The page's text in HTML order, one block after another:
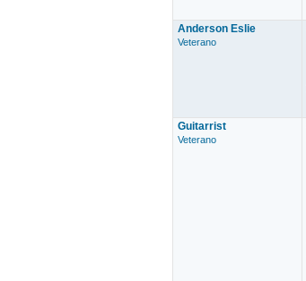
Anderson Eslie
Veterano
Guitarrist
Veterano